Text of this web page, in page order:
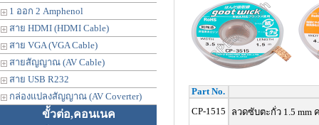
1 ออก 2 Amphenol
สาย HDMI (HDMI Cable)
สาย VGA (VGA Cable)
สายสัญญาณ (AV Cable)
สาย USB R232
กล่องแปลงสัญญาณ (AV Coverter)
ขั้วต่อ,คอนเนค
Part No.
CP-1515
ลวดซับตะกั่ว 1.5 mm